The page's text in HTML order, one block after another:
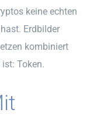
keine echten
Erdbilder
kombiniert
Token.